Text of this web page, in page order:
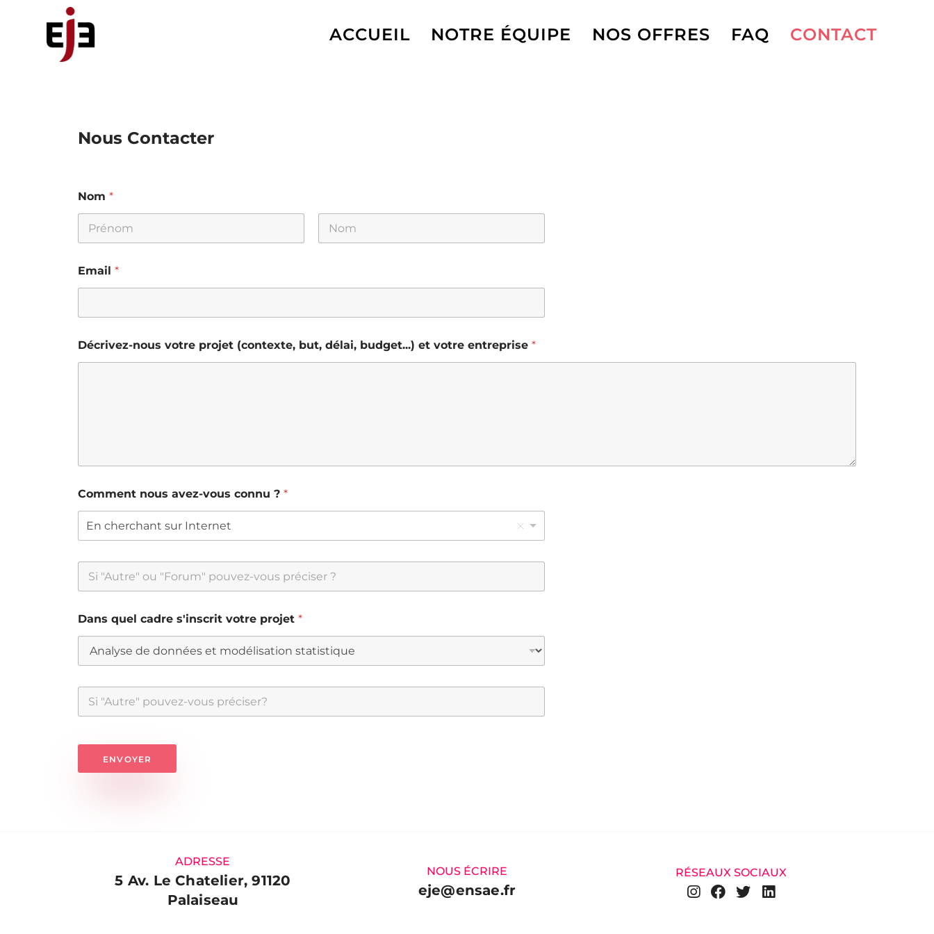
ACCUEIL NOTRE ÉQUIPE NOS OFFRES FAQ CONTACT
Nous Contacter
Nom *
Email *
Décrivez-nous votre projet (contexte, but, délai, budget...) et votre entreprise *
Comment nous avez-vous connu ? *
En cherchant sur Internet
Dans quel cadre s'inscrit votre projet *
ENVOYER
ADRESSE
5 Av. Le Chatelier, 91120
Palaiseau
NOUS ÉCRIRE
eje@ensae.fr
RÉSEAUX SOCIAUX